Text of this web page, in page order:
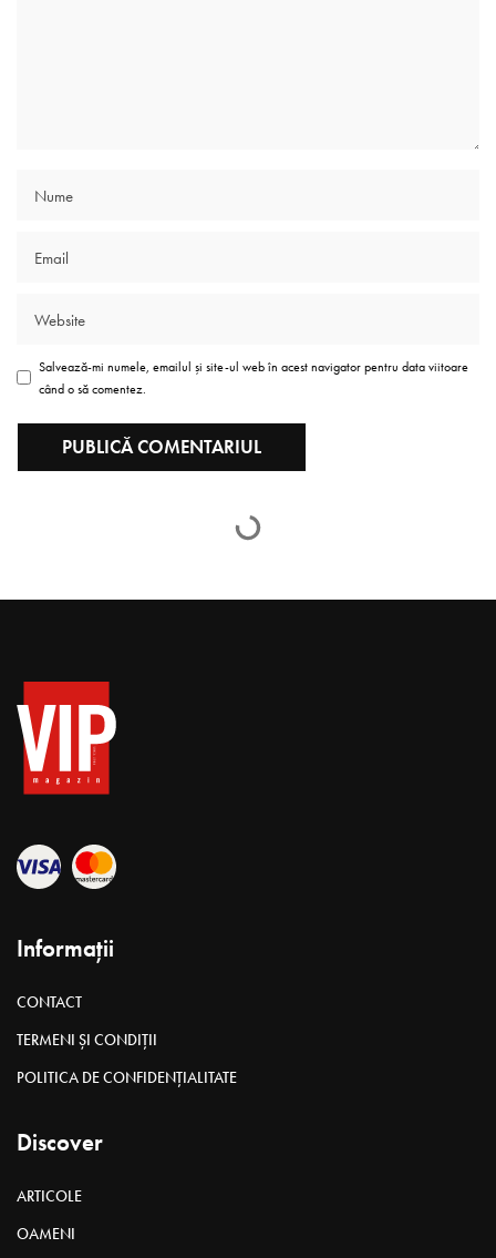
Salvează-mi numele, emailul și site-ul web în acest navigator pentru data viitoare
când o să comentez.
Vă aduceți aminte cum ați sărbătorit vârsta de 17 ani?
ani ai noștri am decis să petrecem așa cum știm noi mai
bine – în stil mare și cu oamenii dragi nouă, cei care au
parcurs. Le-am strâns. Sunt 17 la număr. Ca și cei 17 ani
ai VIP magazin – frumoși, de succes, cu lecții de viață și
experiențe. În timpuri însemnate de hashtaguri,
dragoste și putere ce o găsești doar acolo. Cum au fost
ultimii 17 ani pentru eroii noștri, cum a fost colaborarea
Coordonare: Gabriela Tomag
Text: Iuliana Mămăligă
Familia Smîntînă